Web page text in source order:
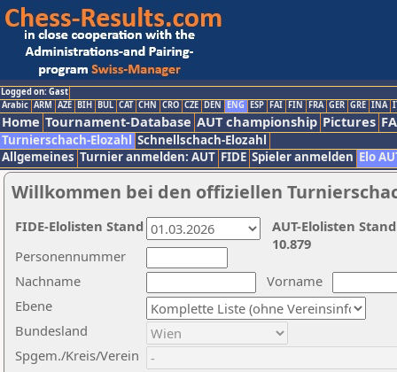
Logged on: Gast
Arabic ARM AZE BIH BUL CAT CHN CRO CZE DEN ENG ESP FAI FIN FRA GER GRE INA
Home Tournament-Database AUT championship Pictures
Turnierschach-Elozahl Schnellschach-Elozahl
Allgemeines Turnier anmelden: AUT FIDE Spieler anmelden Elo
Willkommen bei den offiziellen
Nachname
Vorname
Ebene
Personennummer
Bundesland
Spgem./Kreis/Verein
AUT-Elolisten
10.879
FIDE-Elolisten Stand